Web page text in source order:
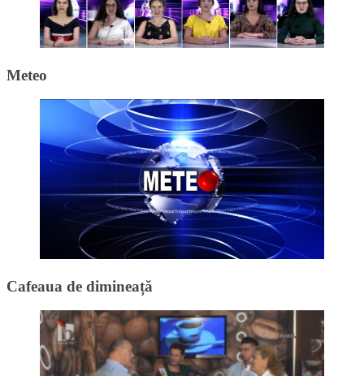
Meteo
Cafeaua de dimineață